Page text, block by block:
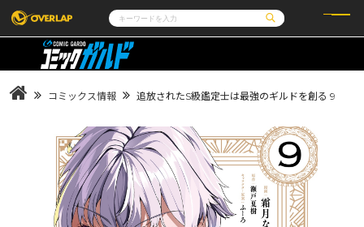
コミック
LiQulle
ライトノベル
ノベルス
ノベルスf
ポケットモンスター
アニメ
ゲーム
オーバーラップ広報室
企業
会社概要
採用情報
アクセス
オーバーラップホールディングス
お問い合わせはこちら
オーバーラップ文庫
コミックス情報 追放されたS級鑑定士は最強のギルドを創る 9